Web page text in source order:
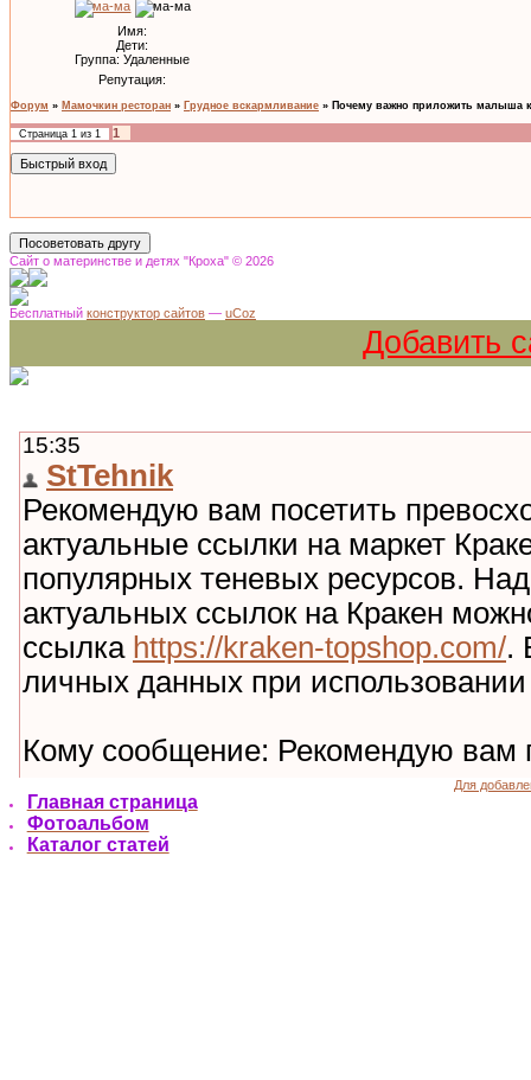
Имя:
Дети:
Группа: Удаленные
Репутация:
Форум » Мамочкин ресторан » Грудное вскармливание » Почему важно приложить малыша
Страница 1 из 1 1
Сайт о материнстве и детях "Кроха" © 2026
Бесплатный конструктор сайтов — uCoz
Добавить
Для
Главная страница
Фотоальбом
Каталог статей